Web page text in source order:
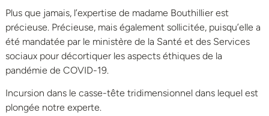
Plus que jamais, l’expertise de madame Bouthillier est
précieuse. Précieuse, mais également sollicitée, puisqu’elle a
été mandatée par le ministère de la Santé et des Services
sociaux pour décortiquer les aspects éthiques de la
pandémie de COVID-19.
Incursion dans le casse-tête tridimensionnel dans lequel est
plongée notre experte.